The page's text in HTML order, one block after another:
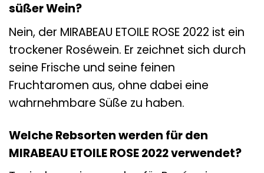
süßer Wein?
Nein, der MIRABEAU ETOILE ROSE 2022 ist ein
trockener Roséwein. Er zeichnet sich durch
seine Frische und seine feinen
Fruchtaromen aus, ohne dabei eine
wahrnehmbare Süße zu haben.
Welche Rebsorten werden für den
MIRABEAU ETOILE ROSE 2022 verwendet?